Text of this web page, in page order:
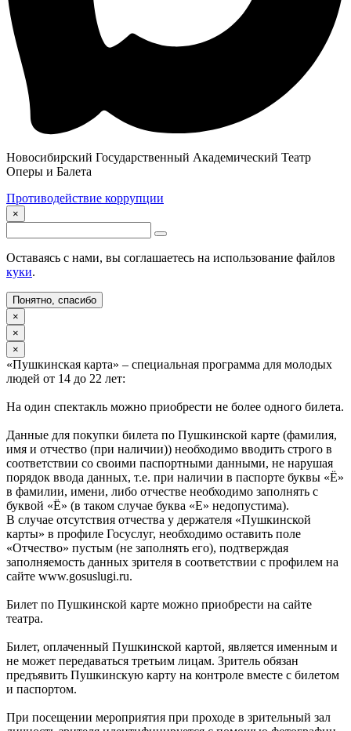
Новосибирский Государственный Академический Театр
Оперы и Балета
Противодействие коррупции
×
Оставаясь с нами, вы соглашаетесь на использование файлов
куки.
Понятно, спасибо
×
×
×
«Пушкинская карта» – специальная программа для молодых
людей от 14 до 22 лет:
На один спектакль можно приобрести не более одного билета.
Данные для покупки билета по Пушкинской карте (фамилия,
имя и отчество (при наличии)) необходимо вводить строго в
соответствии со своими паспортными данными, не нарушая
порядок ввода данных, т.е. при наличии в паспорте буквы «Ё»
в фамилии, имени, либо отчестве необходимо заполнять с
буквой «Ё» (в таком случае буква «Е» недопустима).
В случае отсутствия отчества у держателя «Пушкинской
карты» в профиле Госуслуг, необходимо оставить поле
«Отчество» пустым (не заполнять его), подтверждая
заполняемость данных зрителя в соответствии с профилем на
сайте www.gosuslugi.ru.
Билет по Пушкинской карте можно приобрести на сайте
театра.
Билет, оплаченный Пушкинской картой, является именным и
не может передаваться третьим лицам. Зритель обязан
предъявить Пушкинскую карту на контроле вместе с билетом
и паспортом.
При посещении мероприятия при проходе в зрительный зал